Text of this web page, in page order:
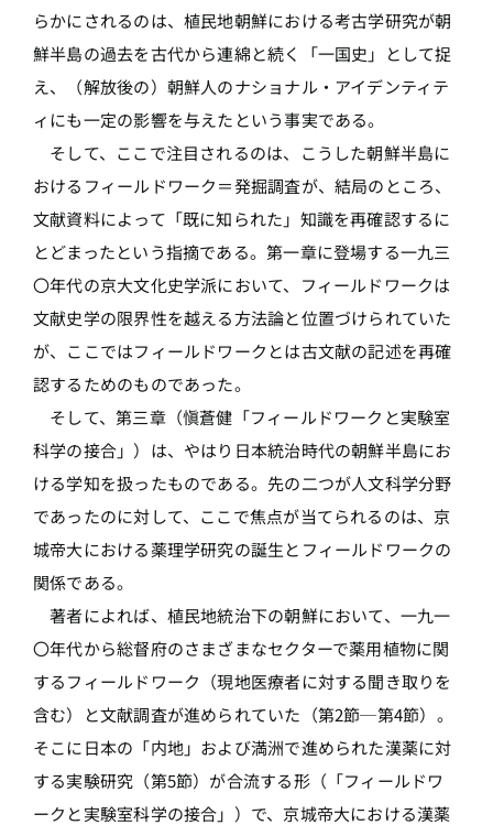
らかにされるのは、植民地朝鮮における考古学研究が朝
鮮半島の過去を古代から連綿と続く「一国史」として捉
え、（解放後の）朝鮮人のナショナル・アイデンティテ
ィにも一定の影響を与えたという事実である。
そして、ここで注目されるのは、こうした朝鮮半島に
おけるフィールドワーク＝発掘調査が、結局のところ、
文献資料によって「既に知られた」知識を再確認するに
とどまったという指摘である。第一章に登場する一九三
〇年代の京大文化史学派において、フィールドワークは
文献史学の限界性を越える方法論と位置づけられていた
が、ここではフィールドワークとは古文献の記述を再確
認するためのものであった。
そして、第三章（愼蒼健「フィールドワークと実験室
科学の接合」）は、やはり日本統治時代の朝鮮半島にお
ける学知を扱ったものである。先の二つが人文科学分野
であったのに対して、ここで焦点が当てられるのは、京
城帝大における薬理学研究の誕生とフィールドワークの
関係である。
著者によれば、植民地統治下の朝鮮において、一九一
〇年代から総督府のさまざまなセクターで薬用植物に関
するフィールドワーク（現地医療者に対する聞き取りを
含む）と文献調査が進められていた（第2節─第4節）。
そこに日本の「内地」および満洲で進められた漢薬に対
する実験研究（第5節）が合流する形（「フィールドワ
ークと実験室科学の接合」）で、京城帝大における漢薬